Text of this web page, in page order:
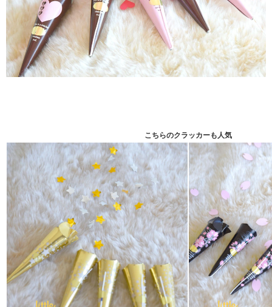
こちらのクラッカーも人気